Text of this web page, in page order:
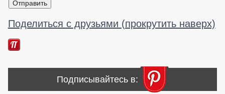
Поделиться с друзьями (прокрутить наверх)
Подписывайтесь в: